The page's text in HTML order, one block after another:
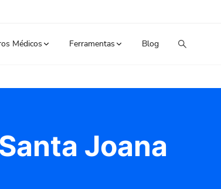
Médicos Ferramentas Blog
Joana